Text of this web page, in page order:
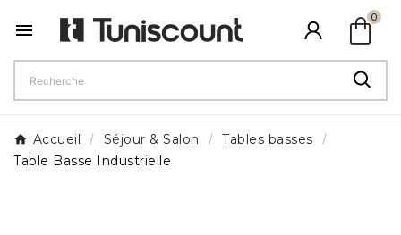
 shopping_bag
0
Accueil Séjour & Salon
Tables basses
Table Basse Industrielle